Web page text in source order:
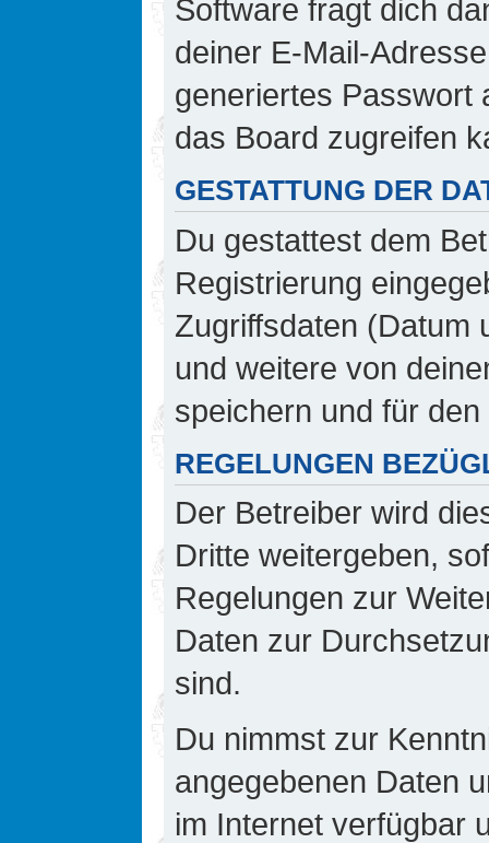
Software fragt dich
deiner E-Mail-
generiertes Passwort
das Board zugreifen
GESTATTUNG DER
Du gestattest dem
Registrierung
Zugriffsdaten (Datum
und weitere von
speichern und für
REGELUNGEN
Der Betreiber wird
Dritte weitergeben,
Regelungen zur
Daten zur
sind.
Du nimmst zur
angegebenen Daten
im Internet verfügbar